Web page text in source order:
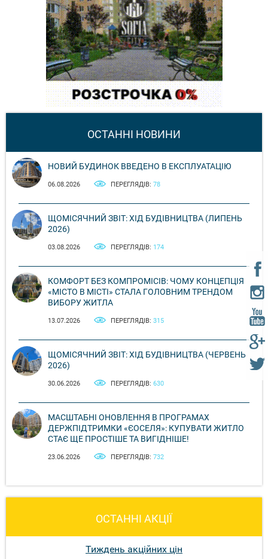
ОСТАННІ НОВИНИ
НОВИЙ БУДИНОК ВВЕДЕНО В ЕКСПЛУАТАЦІЮ
06.08.2026 ПЕРЕГЛЯДІВ: 78
ЩОМІСЯЧНИЙ ЗВІТ: ХІД БУДІВНИЦТВА (ЛИПЕНЬ
2026)
03.08.2026 ПЕРЕГЛЯДІВ: 174
КОМФОРТ БЕЗ КОМПРОМІСІВ: ЧОМУ КОНЦЕПЦІЯ
«МІСТО В МІСТІ» СТАЛА ГОЛОВНИМ ТРЕНДОМ
ВИБОРУ ЖИТЛА
13.07.2026 ПЕРЕГЛЯДІВ: 315
ЩОМІСЯЧНИЙ ЗВІТ: ХІД БУДІВНИЦТВА (ЧЕРВЕНЬ
2026)
30.06.2026 ПЕРЕГЛЯДІВ: 630
МАСШТАБНІ ОНОВЛЕННЯ В ПРОГРАМАХ
ДЕРЖПІДТРИМКИ «ЄОСЕЛЯ»: КУПУВАТИ ЖИТЛО
СТАЄ ЩЕ ПРОСТІШЕ ТА ВИГІДНІШЕ!
23.06.2026 ПЕРЕГЛЯДІВ: 732
ОСТАННІ АКЦІЇ
Тиждень акційних цін